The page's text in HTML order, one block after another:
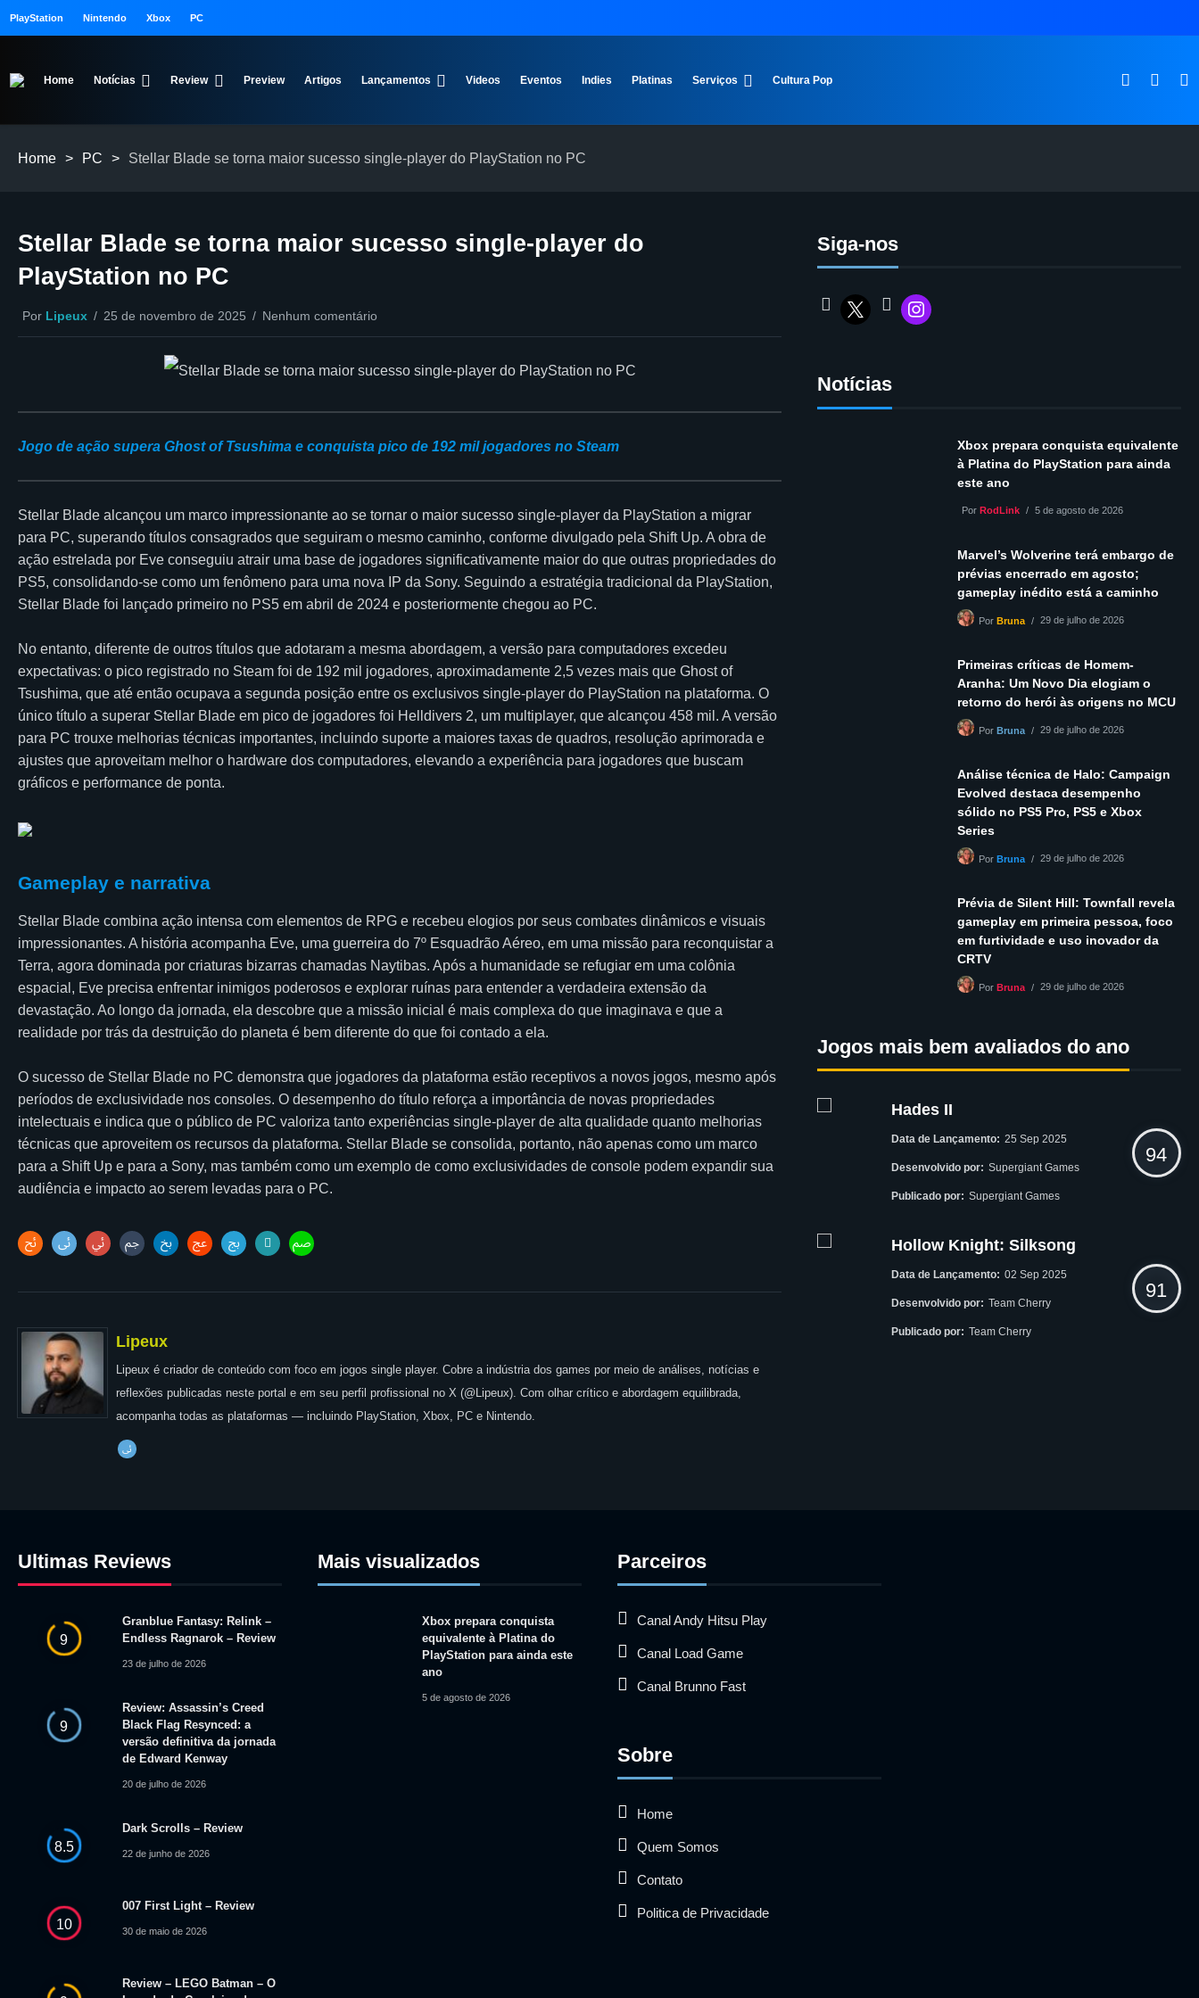
PlayStation Nintendo Xbox PC
Home Notícias Review Preview Artigos Lançamentos Videos Eventos Indies Platinas Serviços Cultura Pop
Home > PC > Stellar Blade se torna maior sucesso single-player do PlayStation no PC
Stellar Blade se torna maior sucesso single-player do
PlayStation no PC
Por Lipeux 25 de novembro de 2025 Nenhum comentário
Jogo de ação supera Ghost of Tsushima e conquista pico de 192 mil jogadores no Steam
Stellar Blade alcançou um marco impressionante ao se tornar o maior sucesso single-player da PlayStation a migrar
para PC, superando títulos consagrados que seguiram o mesmo caminho, conforme divulgado pela Shift Up. A obra de
ação estrelada por Eve conseguiu atrair uma base de jogadores significativamente maior do que outras propriedades do
PS5, consolidando-se como um fenômeno para uma nova IP da Sony. Seguindo a estratégia tradicional da PlayStation,
Stellar Blade foi lançado primeiro no PS5 em abril de 2024 e posteriormente chegou ao PC.
No entanto, diferente de outros títulos que adotaram a mesma abordagem, a versão para computadores excedeu
expectativas: o pico registrado no Steam foi de 192 mil jogadores, aproximadamente 2,5 vezes mais que Ghost of
Tsushima, que até então ocupava a segunda posição entre os exclusivos single-player do PlayStation na plataforma. O
único título a superar Stellar Blade em pico de jogadores foi Helldivers 2, um multiplayer, que alcançou 458 mil. A versão
para PC trouxe melhorias técnicas importantes, incluindo suporte a maiores taxas de quadros, resolução aprimorada e
ajustes que aproveitam melhor o hardware dos computadores, elevando a experiência para jogadores que buscam
gráficos e performance de ponta.
Gameplay e narrativa
Stellar Blade combina ação intensa com elementos de RPG e recebeu elogios por seus combates dinâmicos e visuais
impressionantes. A história acompanha Eve, uma guerreira do 7º Esquadrão Aéreo, em uma missão para reconquistar a
Terra, agora dominada por criaturas bizarras chamadas Naytibas. Após a humanidade se refugiar em uma colônia
espacial, Eve precisa enfrentar inimigos poderosos e explorar ruínas para entender a verdadeira extensão da
devastação. Ao longo da jornada, ela descobre que a missão inicial é mais complexa do que imaginava e que a
realidade por trás da destruição do planeta é bem diferente do que foi contado a ela.
O sucesso de Stellar Blade no PC demonstra que jogadores da plataforma estão receptivos a novos jogos, mesmo após
períodos de exclusividade nos consoles. O desempenho do título reforça a importância de novas propriedades
intelectuais e indica que o público de PC valoriza tanto experiências single-player de alta qualidade quanto melhorias
técnicas que aproveitem os recursos da plataforma. Stellar Blade se consolida, portanto, não apenas como um marco
para a Shift Up e para a Sony, mas também como um exemplo de como exclusividades de console podem expandir sua
audiência e impacto ao serem levadas para o PC.
Lipeux
Lipeux é criador de conteúdo com foco em jogos single player. Cobre a indústria dos games por meio de análises, notícias e
reflexões publicadas neste portal e em seu perfil profissional no X (@Lipeux). Com olhar crítico e abordagem equilibrada,
acompanha todas as plataformas — incluindo PlayStation, Xbox, PC e Nintendo.
Siga-nos
Notícias
Xbox prepara conquista equivalente
à Platina do PlayStation para ainda
este ano
Por RodLink 5 de agosto de 2026
Marvel’s Wolverine terá embargo de
prévias encerrado em agosto;
gameplay inédito está a caminho
PorBruna 29 de julho de 2026
Primeiras críticas de Homem-
Aranha: Um Novo Dia elogiam o
retorno do herói às origens no MCU
PorBruna 29 de julho de 2026
Análise técnica de Halo: Campaign
Evolved destaca desempenho
sólido no PS5 Pro, PS5 e Xbox
Series
PorBruna 29 de julho de 2026
Prévia de Silent Hill: Townfall revela
gameplay em primeira pessoa, foco
em furtividade e uso inovador da
CRTV
PorBruna 29 de julho de 2026
Jogos mais bem avaliados do ano
Hades II
Data de Lançamento: 25 Sep 2025
Desenvolvido por: Supergiant Games
Publicado por: Supergiant Games
94
Hollow Knight: Silksong
Data de Lançamento: 02 Sep 2025
Desenvolvido por: Team Cherry
Publicado por: Team Cherry
91
Ultimas Reviews
9
Granblue Fantasy: Relink –
Endless Ragnarok – Review
23 de julho de 2026
9
Review: Assassin’s Creed
Black Flag Resynced: a
versão definitiva da jornada
de Edward Kenway
20 de julho de 2026
8.5
Dark Scrolls – Review
22 de junho de 2026
10
007 First Light – Review
30 de maio de 2026
Review – LEGO Batman – O
Mais visualizados
Xbox prepara conquista
equivalente à Platina do
PlayStation para ainda este
ano
5 de agosto de 2026
Parceiros
Canal Andy Hitsu Play
Canal Load Game
Canal Brunno Fast
Sobre
Home
Quem Somos
Contato
Politica de Privacidade